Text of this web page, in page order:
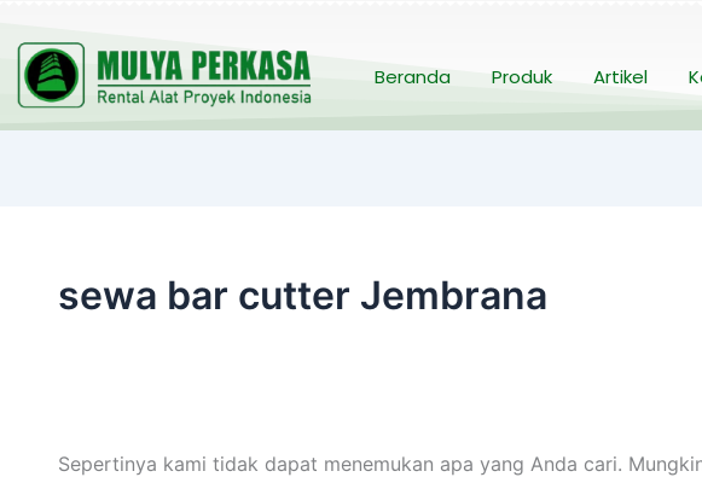
Beranda Produk Artikel
sewa bar cutter Jembrana
Sepertinya kami tidak dapat menemukan apa yang Anda cari.